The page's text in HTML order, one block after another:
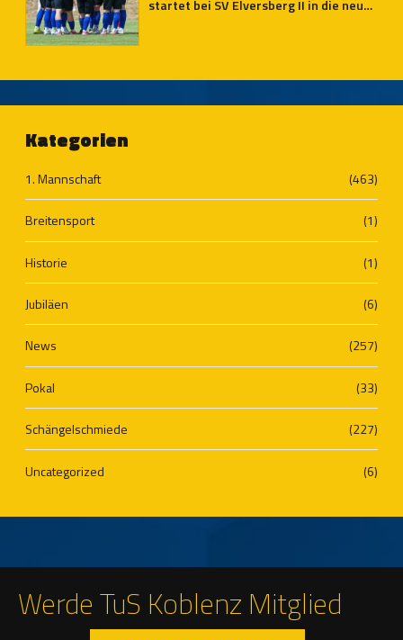
startet bei SV Elversberg II in die neue
Kategorien
1. Mannschaft (463)
Breitensport (1)
Historie (1)
Jubiläen (6)
News (257)
Pokal (33)
Schängelschmiede (227)
Uncategorized (6)
Werde TuS Koblenz Mitglied